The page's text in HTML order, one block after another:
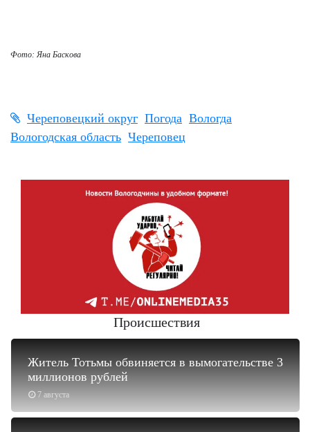
Фото: Яна Баскова
Череповецкий округ Погода Вологда
Вологодская область Череповец
Происшествия
7 августа
Житель Тотьмы обвиняется в вымогательстве 3
миллионов рублей